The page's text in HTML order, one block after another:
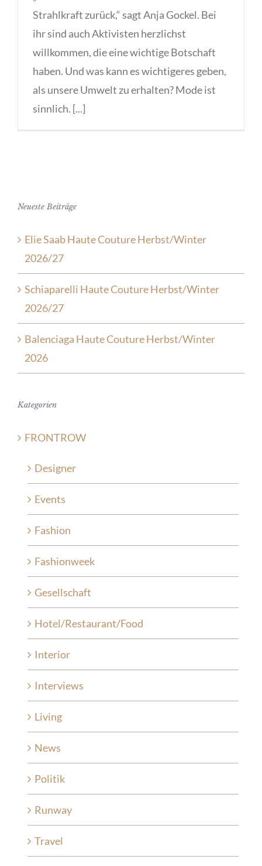
Strahlkraft zurück,“ sagt Anja Gockel. Bei
ihr sind auch Aktivisten herzlichst
willkommen, die eine wichtige Botschaft
haben. Und was kann es wichtigeres geben,
als unsere Umwelt zu erhalten? Mode ist
sinnlich. [...]
Neueste Beiträge
Elie Saab Haute Couture Herbst/Winter
2026/27
Schiaparelli Haute Couture Herbst/Winter
2026/27
Balenciaga Haute Couture Herbst/Winter
2026
Kategorien
FRONTROW
Designer
Events
Fashion
Fashionweek
Gesellschaft
Hotel/Restaurant/Food
Interior
Interviews
Living
News
Politik
Runway
Travel